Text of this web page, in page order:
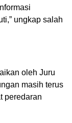
ungkap salah
oleh Juru
masih terus
peredaran